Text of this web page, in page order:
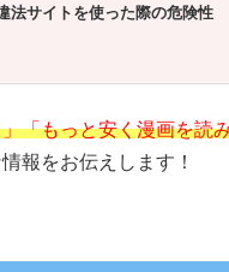
法サイトを使った際の危険性
「もっと安く漫画を読
報をお伝えします！